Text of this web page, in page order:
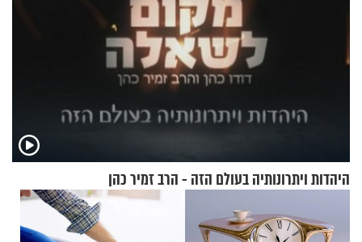
היהדות ויתרונותיה בעולם הזה - הרב זמיר כהן